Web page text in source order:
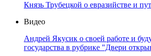
Князь Трубецкой о евразийстве и
Видео
Андрей Якусик о своей работе и
государства в рубрике "Двери